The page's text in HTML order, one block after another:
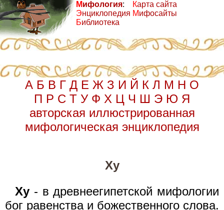
Мифология:
Энциклопедия
Библиотека
Карта сайта
Мифосайты
А Б В Г Д Е Ж З И Й К Л М Н О
П Р С Т У Ф Х Ц Ч Ш Э Ю Я
авторская иллюстрированная
мифологическая энциклопедия
Ху
Ху - в древнеегипетской мифологии
бог равенства и божественного слова.